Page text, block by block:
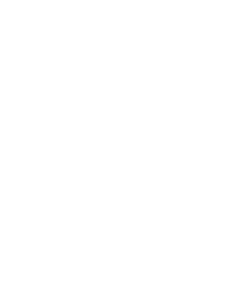
buchbar und bereits
bereitstellen – die